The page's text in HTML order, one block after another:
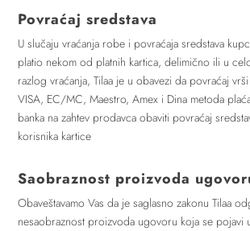
Povraćaj sredstava
U slučaju vraćanja robe i povraćaja sredstava
platio nekom od platnih kartica, delimično ili u
razlog vraćanja, Tilaa je u obavezi da povraćaj
VISA, EC/MC, Maestro, Amex i Dina metoda
banka na zahtev prodavca obaviti povraćaj
korisnika kartice
Saobraznost proizvoda
Obaveštavamo Vas da je saglasno zakonu Tilaa
nesaobraznost proizvoda ugovoru koja se pojavi